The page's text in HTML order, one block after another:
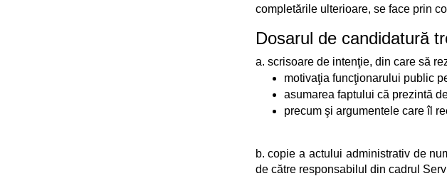
completările ulterioare, se face prin
Dosarul de candidatură
a. scrisoare de intenţie, din care să
motivaţia funcţionarului public
asumarea faptului că prezintă
precum şi argumentele care îl
b. copie a actului administrativ de
de către responsabilul din cadrul